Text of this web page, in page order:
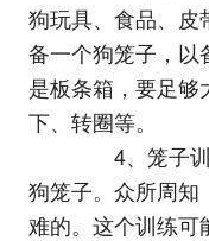
狗玩具、食品、皮
备一个狗笼子，以
是板条箱，要足
下、转圈等。
4、笼子训
狗笼子。众所周知
难的。这个训练可